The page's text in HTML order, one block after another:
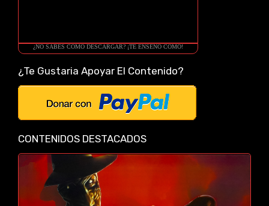
¿NO SABES COMO DESCARGAR? ¡TE ENSEÑO COMO!
¿Te Gustaria Apoyar El Contenido?
CONTENIDOS DESTACADOS